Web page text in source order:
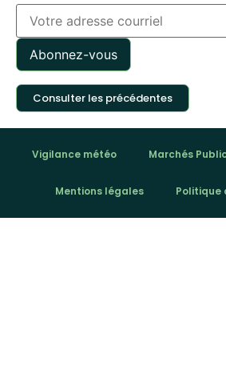
Consulter les précédentes
Vigilance météo Marchés
Mentions légales Politique